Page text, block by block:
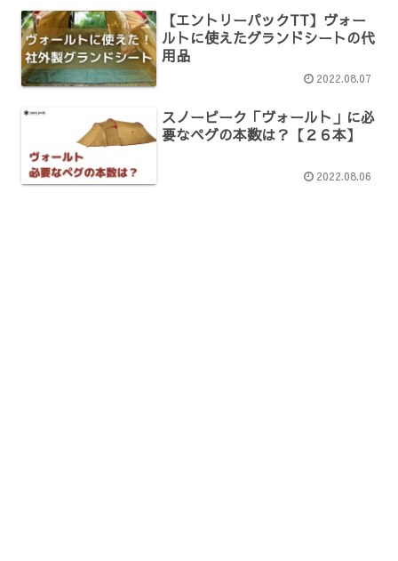
【エントリーパックTT】ヴォー
ルトに使えたグランドシートの代
用品
2022.08.07
スノーピーク「ヴォールト」に必
要なペグの本数は？【２６本】
2022.08.06